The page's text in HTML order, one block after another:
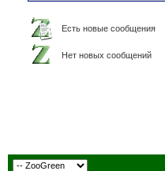
Есть новые сообщения
Нет новых сообщений